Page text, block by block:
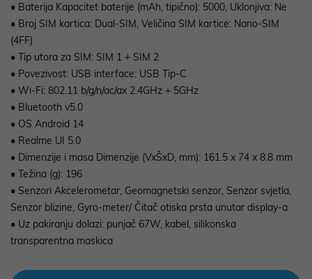
• Baterija Kapacitet baterije (mAh, tipično): 5000, Uklonjiva: Ne
• Broj SIM kartica: Dual-SIM, Veličina SIM kartice: Nano-SIM
(4FF)
• Tip utora za SIM: SIM 1 + SIM 2
• Povezivost: USB interface: USB Tip-C
• Wi-Fi: 802.11 b/g/n/ac/ax 2.4GHz + 5GHz
• Bluetooth v5.0
• OS Android 14
• Realme UI 5.0
• Dimenzije i masa Dimenzije (VxŠxD, mm): 161.5 x 74 x 8.8 mm
• Težina (g): 196
• Senzori Akcelerometar, Geomagnetski senzor, Senzor svjetla,
Senzor blizine, Gyro-meter/ Čitač otiska prsta unutar display-a
• Uz pakiranju dolazi: punjač 67W, kabel, silikonska
transparentna maskica